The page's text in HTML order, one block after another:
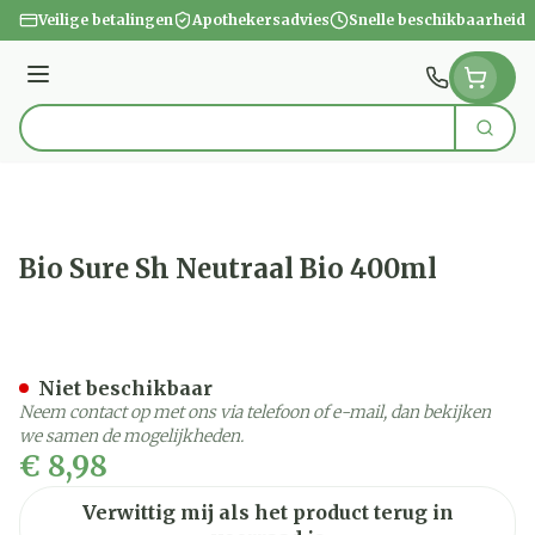
Ga naar de inhoud
Veilige betalingen Apothekersadvies Snelle beschikbaarheid
Menu
Product, merk, categorie... Zoek
Bio Sure Sh Neutraal Bio 400ml
€ 8,98
Verwittig mij als het product terug in
Niet beschikbaar
Neem contact op met ons via telefoon of e-mail, dan bekijken
we samen de mogelijkheden.